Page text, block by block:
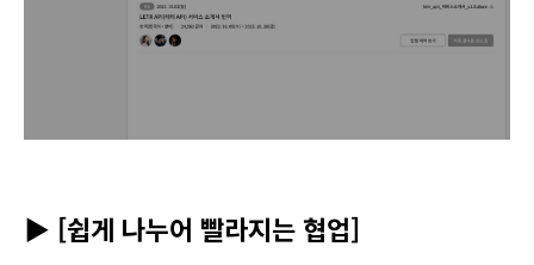
▶ [쉽게 나누어 빨라지는 협업]